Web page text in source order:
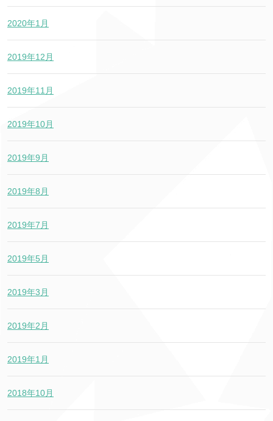
2020年1月
2019年12月
2019年11月
2019年10月
2019年9月
2019年8月
2019年7月
2019年5月
2019年3月
2019年2月
2019年1月
2018年10月